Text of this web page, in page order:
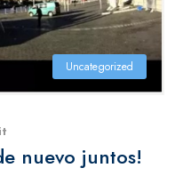
Uncategorized
nuevo juntos!